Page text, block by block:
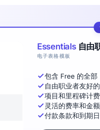
Essentials自由
电子表格模板
包含 Free 的全部
自由职业者友好
项目和里程碑计
灵活的费率和金
付款条款和到期